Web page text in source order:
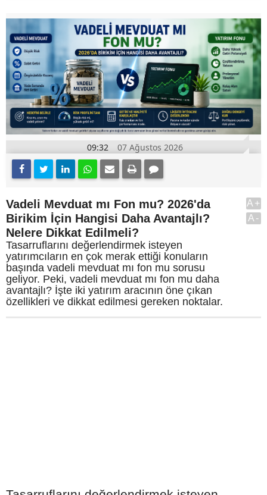
09:32 07 Ağustos 2026
Vadeli Mevduat mı Fon mu? 2026'da
Birikim İçin Hangisi Daha Avantajlı?
Nelere Dikkat Edilmeli?
Tasarruflarını değerlendirmek isteyen
yatırımcıların en çok merak ettiği konuların
başında vadeli mevduat mı fon mu sorusu
geliyor. Peki, vadeli mevduat mı fon mu daha
avantajlı? İşte iki yatırım aracının öne çıkan
özellikleri ve dikkat edilmesi gereken noktalar.
A+
A-